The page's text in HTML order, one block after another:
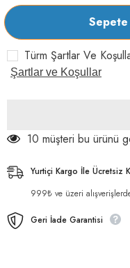
Narlı
Kedi
Kuru
Maması
10
kg
Narlı
Kısırlaştırılmış
Yetişkin
Kedi
Maması
10
kg
Türm Şartlar Ve
Şartlar ve Koşullar
10 müşteri bu ürünü
Yurtiçi Kargo İle Ücretsiz
999₺ ve üzeri
Geri İade Garantisi